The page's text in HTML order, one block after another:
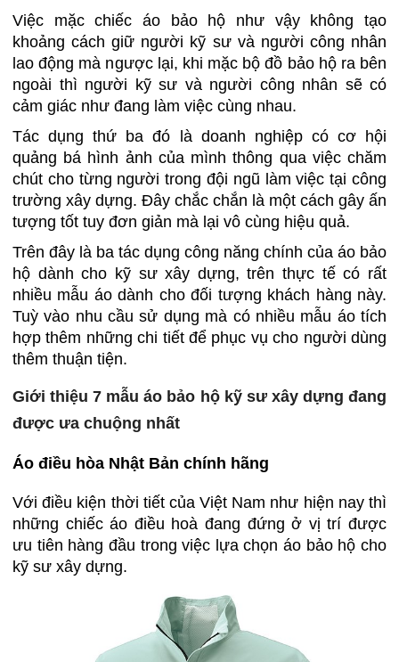
Việc mặc chiếc áo bảo hộ như vậy không tạo
khoảng cách giữ người kỹ sư và người công nhân
lao động mà ngược lại, khi mặc bộ đồ bảo hộ ra bên
ngoài thì người kỹ sư và người công nhân sẽ có
cảm giác như đang làm việc cùng nhau.
Tác dụng thứ ba đó là doanh nghiệp có cơ hội
quảng bá hình ảnh của mình thông qua việc chăm
chút cho từng người trong đội ngũ làm việc tại công
trường xây dựng. Đây chắc chắn là một cách gây ấn
tượng tốt tuy đơn giản mà lại vô cùng hiệu quả.
Trên đây là ba tác dụng công năng chính của áo bảo
hộ dành cho kỹ sư xây dựng, trên thực tế có rất
nhiều mẫu áo dành cho đối tượng khách hàng này.
Tuỳ vào nhu cầu sử dụng mà có nhiều mẫu áo tích
hợp thêm những chi tiết để phục vụ cho người dùng
thêm thuận tiện.
Giới thiệu 7 mẫu áo bảo hộ kỹ sư xây dựng đang
được ưa chuộng nhất
Áo điều hòa Nhật Bản chính hãng
Với điều kiện thời tiết của Việt Nam như hiện nay thì
những chiếc áo điều hoà đang đứng ở vị trí được
ưu tiên hàng đầu trong việc lựa chọn áo bảo hộ cho
kỹ sư xây dựng.